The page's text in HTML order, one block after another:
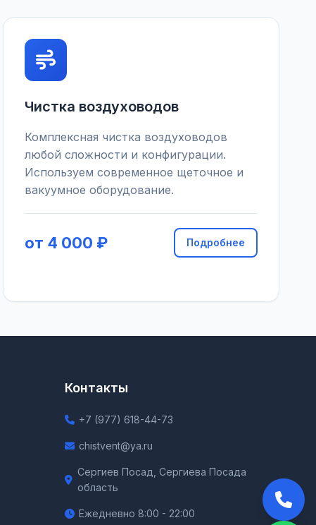
Чистка воздуховодов
Комплексная чистка воздуховодов
любой сложности и конфигурации.
Используем современное щеточное и
вакуумное оборудование.
от 4 000 ₽ Подробнее
Контакты
+7 (977) 618-44-73
chistvent@ya.ru
Сергиев Посад, Сергиева Посада
область
Ежедневно 8:00 - 22:00